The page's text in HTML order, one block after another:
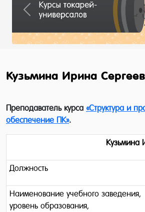
Previous
Кузьмина Ирина
Преподаватель курса «Структура и
обеспечение ПК».
Кузьмина
Должность
Наименование учебного заведения,
уровень образования,